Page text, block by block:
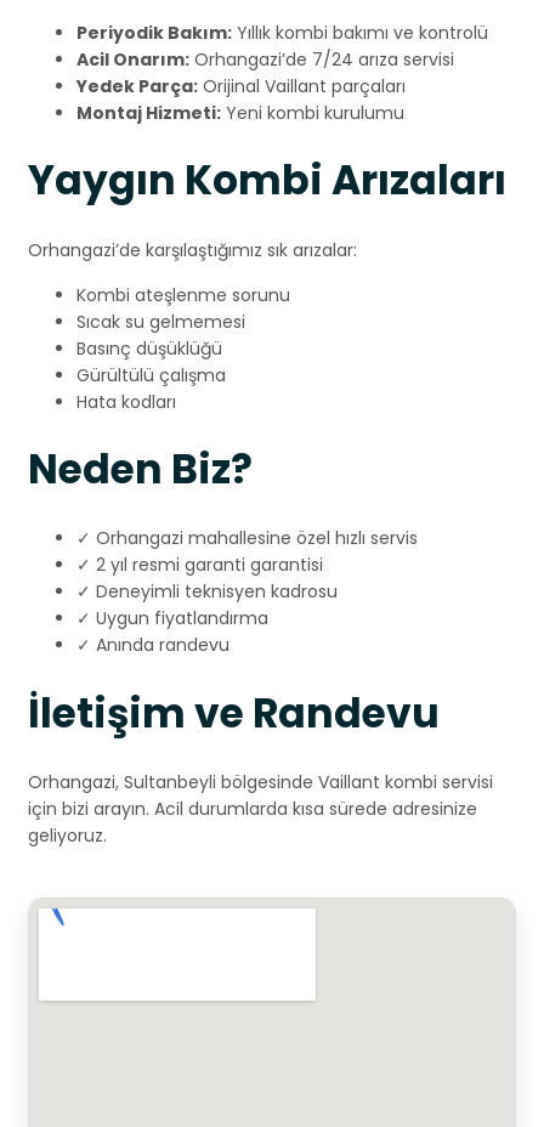
Periyodik Bakım: Yıllık kombi bakımı ve kontrolü
Acil Onarım: Orhangazi’de 7/24 arıza servisi
Yedek Parça: Orijinal Vaillant parçaları
Montaj Hizmeti: Yeni kombi kurulumu
Yaygın Kombi Arızaları
Orhangazi’de karşılaştığımız sık arızalar:
Kombi ateşlenme sorunu
Sıcak su gelmemesi
Basınç düşüklüğü
Gürültülü çalışma
Hata kodları
Neden Biz?
✓ Orhangazi mahallesine özel hızlı servis
✓ 2 yıl resmi garanti garantisi
✓ Deneyimli teknisyen kadrosu
✓ Uygun fiyatlandırma
✓ Anında randevu
İletişim ve Randevu
Orhangazi, Sultanbeyli bölgesinde Vaillant kombi servisi
için bizi arayın. Acil durumlarda kısa sürede adresinize
geliyoruz.